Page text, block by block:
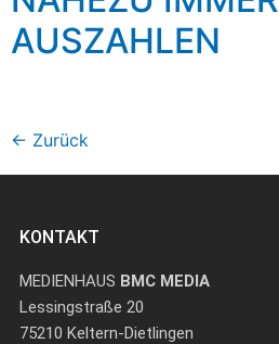
AUSZAHLEN
← Zurück
KONTAKT
MEDIENHAUS BMC MEDIA
Lessingstraße 20
75210 Keltern-Dietlingen